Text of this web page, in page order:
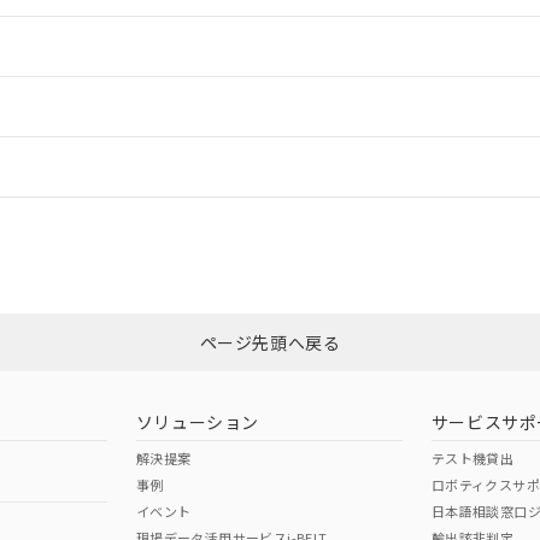
n: 20mm以上
ダウンロードはこちら
（日本
（アメリカ
ページ先頭へ戻る
ソリューション
解決提案
事例
イベント
サービスサポ
テスト機貸出
ロボティクスサ
日本語相談窓口